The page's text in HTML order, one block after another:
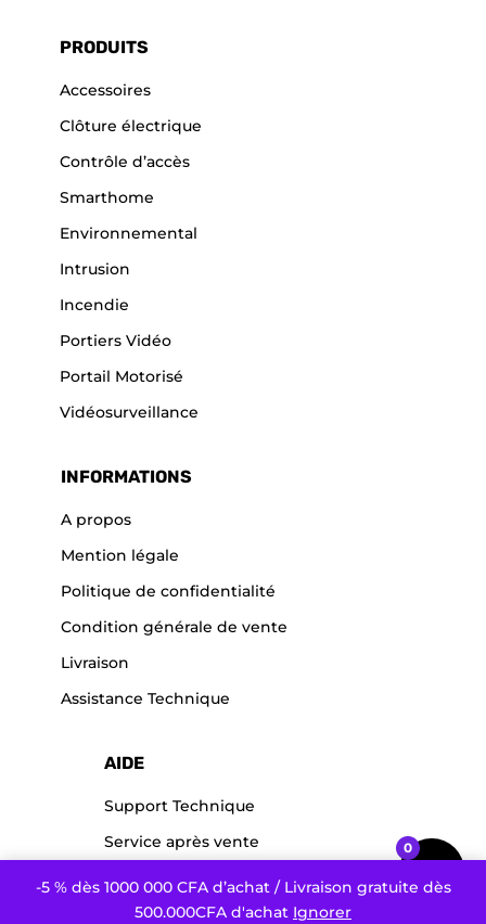
-5 % dès 1000 000 CFA d’achat / Livraison gratuite dès
500.000CFA d'achat Ignorer
PRODUITS
Accessoires
Clôture électrique
Contrôle d’accès
Smarthome
Environnemental
Intrusion
Incendie
Portiers Vidéo
Portail Motorisé
Vidéosurveillance
INFORMATIONS
A propos
Mention légale
Politique de confidentialité
Condition générale de vente
Livraison
Assistance Technique
AIDE
Support Technique
Service après vente
0